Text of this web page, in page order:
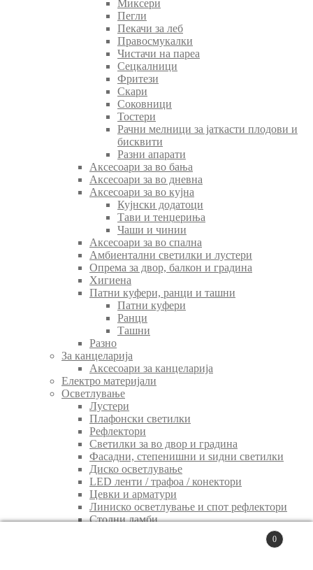
Миксери
Пегли
Пекачи за леб
Правосмукалки
Чистачи на пареа
Сецкалници
Фритези
Скари
Соковници
Тостери
Рачни мелници за јаткасти плодови и
бисквити
Разни апарати
Аксесоари за во бања
Аксесоари за во дневна
Аксесоари за во кујна
Кујнски додатоци
Тави и тенџериња
Чаши и чинии
Аксесоари за во спална
Амбиентални светилки и лустери
Опрема за двор, балкон и градина
Хигиена
Патни куфери, ранци и ташни
Патни куфери
Ранци
Ташни
Разно
За канцеларија
Аксесоари за канцеларија
Електро материјали
Осветлување
Лустери
Плафонски светилки
Рефлектори
Светилки за во двор и градина
Фасадни, степенишни и ѕидни светилки
Диско осветлување
LED ленти / трафоа / конектори
Цевки и арматури
Линиско осветлување и спот рефлектори
Столни ламби
0